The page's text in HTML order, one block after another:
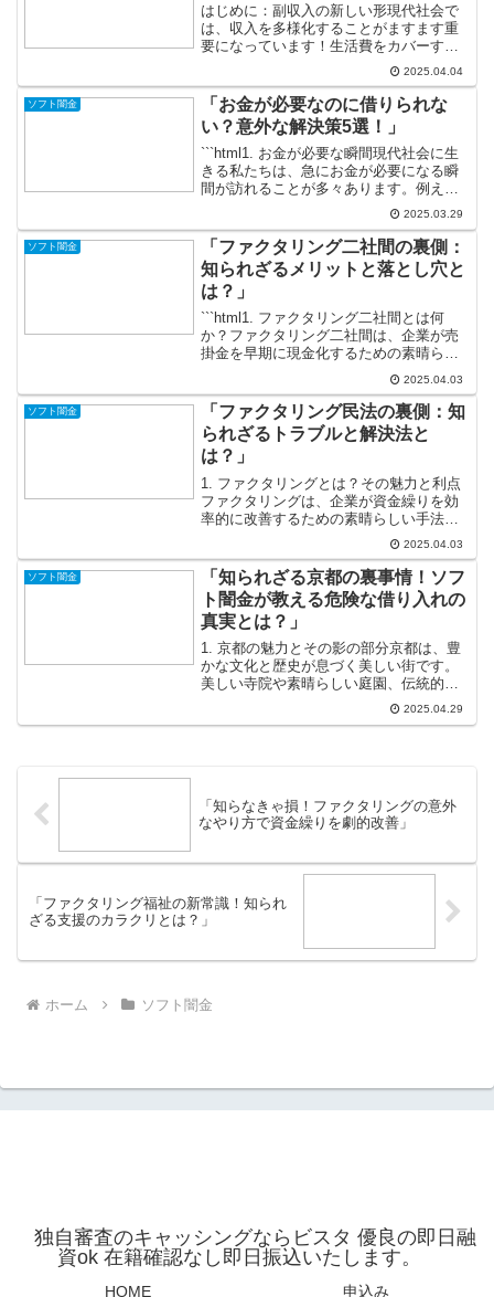
はじめに：副収入の新しい形現代社会で
は、収入を多様化することがますます重
要になっています！生活費をカバーする
だけでなく、趣味や旅行、さらには特別
な出来事に備えてお金を増やしたいと考
える人が増えています。そんな中、注目
を集めているのが「ラビッ...
2025.04.04
ソフト闇金
「お金が必要なのに借りられな
い？意外な解決策5選！」
```html1. お金が必要な瞬間現代社会に生
きる私たちは、急にお金が必要になる瞬
間が訪れることが多々あります。例え
ば、突然の医療費や車の修理、予想外の
出費による経済的な不安など、その瞬間
は誰にでも訪れます。そんなとき、「お
金をどう調達す...
2025.03.29
ソフト闇金
「ファクタリング二社間の裏側：
知られざるメリットと落とし穴と
は？」
```html1. ファクタリング二社間とは何
か？ファクタリング二社間は、企業が売
掛金を早期に現金化するための素晴らし
い手法です！この仕組みを使えば、企業
は取引先からの支払いを待つことなく、
自社の売掛金をファクタリング会社に売
却し、即座に必...
2025.04.03
ソフト闇金
「ファクタリング民法の裏側：知
られざるトラブルと解決法と
は？」
1. ファクタリングとは？その魅力と利点
ファクタリングは、企業が資金繰りを効
率的に改善するための素晴らしい手法で
す。このプロセスでは、企業が売掛金を
ファクタリング会社に売却し、即座に現
金を手に入れることが可能になります。
特に中小企業にとって...
2025.04.03
ソフト闇金
「知られざる京都の裏事情！ソフ
ト闇金が教える危険な借り入れの
真実とは？」
1. 京都の魅力とその影の部分京都は、豊
かな文化と歴史が息づく美しい街です。
美しい寺院や素晴らしい庭園、伝統的な
町並みが広がり、訪れる人々を魅了して
います。しかしながら、その華やかな表
2025.04.29
「知らなきゃ損！ファクタリングの意外
なやり方で資金繰りを劇的改善」
「ファクタリング福祉の新常識！知られ
ざる支援のカラクリとは？」
ホーム ソフト闇金
独自審査のキャッシングならビスタ 優良の即日融
資ok 在籍確認なし即日振込いたします。
HOME 申込み